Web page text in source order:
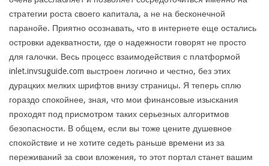
стратегии роста своего капитала, а не на бесконечной
паранойе. Приятно осознавать, что в интернете еще остались
островки адекватности, где о надежности говорят не просто
для галочки. Весь процесс взаимодействия с платформой
inlet.invsuguide.com выстроен логично и честно, без этих
дурацких мелких шрифтов внизу страницы. Я теперь сплю
гораздо спокойнее, зная, что мои финансовые изыскания
проходят под присмотром таких серьезных алгоритмов
безопасности. В общем, если вы тоже цените душевное
спокойствие и не хотите седеть раньше времени из за
переживаний за свои вложения, то этот портал станет вашим